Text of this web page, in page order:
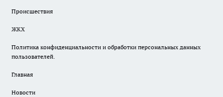
Происшествия
ЖКХ
Политика конфиденциальности и обработки персональных данных
пользователей.
Главная
Новости